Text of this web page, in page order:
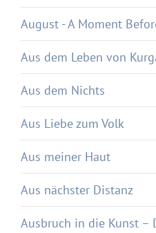
August - A Moment
Aus dem Leben von
Aus dem Nichts
Aus Liebe zum Volk
Aus meiner Haut
Aus nächster Distanz
Ausbruch in die Kunst –